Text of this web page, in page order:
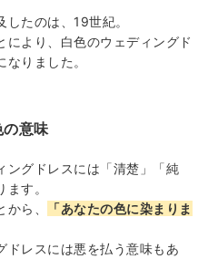
たのは、19世紀。
により、白色のウェディングド
りました。
意味
ングドレスには「清楚」「純
す。
ら、
「あなたの色に染まりま
ドレスには悪を払う意味もあ